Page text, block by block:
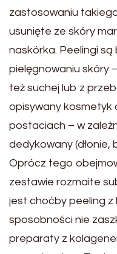
zastosowaniu
usunięte ze skóry
naskórka. Peelingi
pielęgnowaniu skóry
też suchej lub z
opisywany kosmetyk
postaciach – w
dedykowany (dłonie,
Oprócz tego
zestawie rozmaite
jest choćby peeling z
sposobności nie
preparaty z